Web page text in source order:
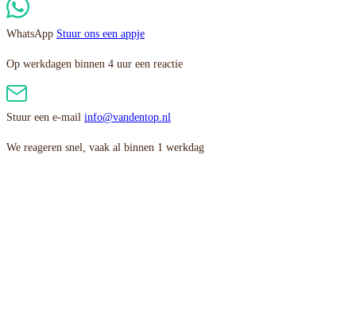
WhatsApp Stuur ons een appje
Op werkdagen binnen 4 uur een reactie
Stuur een e-mail info@vandentop.nl
We reageren snel, vaak al binnen 1 werkdag